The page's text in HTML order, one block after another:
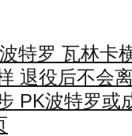
特罗 瓦林卡
退役后不会
PK波特罗或